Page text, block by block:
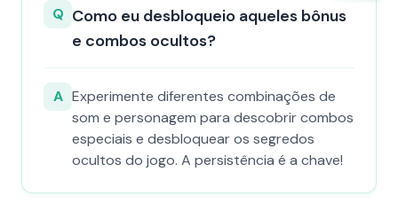
Q Como eu desbloqueio aqueles bônus
e combos ocultos?
A Experimente diferentes combinações de
som e personagem para descobrir combos
especiais e desbloquear os segredos
ocultos do jogo. A persistência é a chave!